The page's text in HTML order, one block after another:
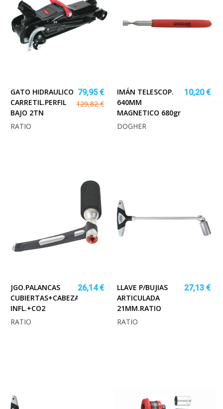
GATO HIDRAULICO
CARRETIL.PERFIL
BAJO 2TN
79,95 €
129,82 €
RATIO
IMÁN TELESCOP.
640MM
MAGNETICO 680gr
10,20 €
DOGHER
JGO.PALANCAS
CUBIERTAS+CABEZA
INFL.+CO2
26,14 €
RATIO
LLAVE P/BUJIAS
ARTICULADA
21MM.RATIO
27,13 €
RATIO